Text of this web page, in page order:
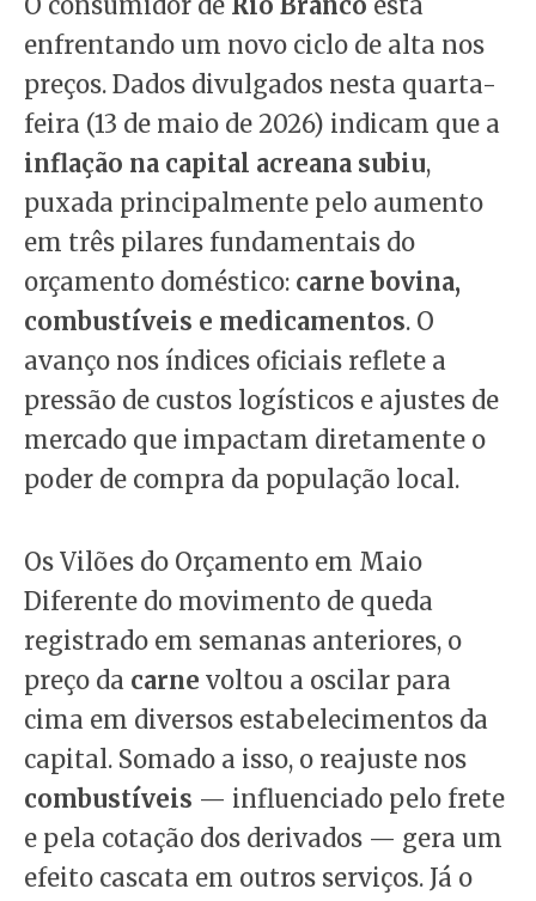
enfrentando um novo ciclo de alta nos
preços. Dados divulgados nesta quarta-
feira (13 de maio de 2026) indicam que a
inflação na capital acreana subiu,
puxada principalmente pelo aumento
em três pilares fundamentais do
orçamento doméstico: carne bovina,
combustíveis e medicamentos. O
avanço nos índices oficiais reflete a
pressão de custos logísticos e ajustes de
mercado que impactam diretamente o
poder de compra da população local.
Os Vilões do Orçamento em Maio
Diferente do movimento de queda
registrado em semanas anteriores, o
preço da carne voltou a oscilar para
cima em diversos estabelecimentos da
capital. Somado a isso, o reajuste nos
combustíveis — influenciado pelo frete
e pela cotação dos derivados — gera um
efeito cascata em outros serviços. Já o